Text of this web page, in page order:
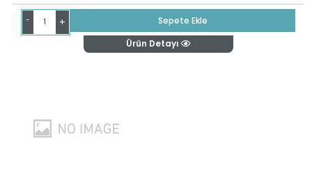
- +
Sepete Ekle
Ürün Detayı